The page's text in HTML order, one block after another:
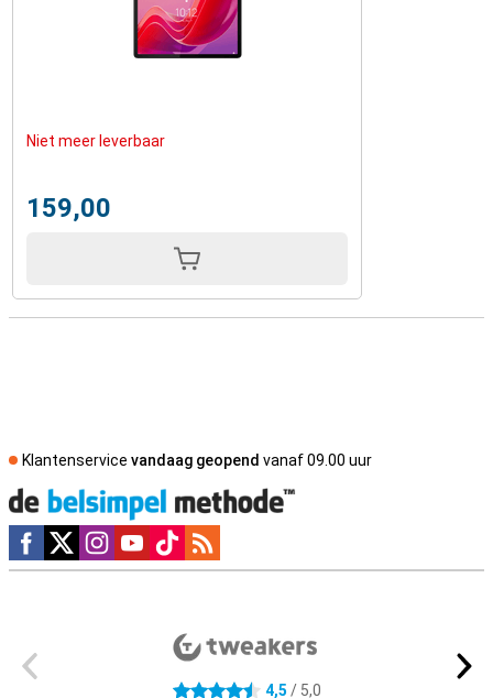
Niet meer leverbaar
159,00
Klantenservice vandaag geopend vanaf 09.00 uur
Social media
4.5 sterren 4,5 / 5,0